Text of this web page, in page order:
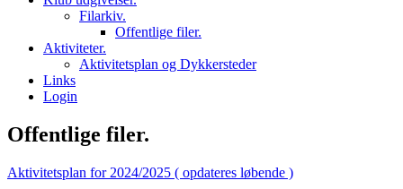
Filarkiv.
Offentlige filer.
Aktiviteter.
Aktivitetsplan og Dykkersteder
Links
Login
Offentlige filer.
Aktivitetsplan for 2024/2025 ( opdateres løbende )